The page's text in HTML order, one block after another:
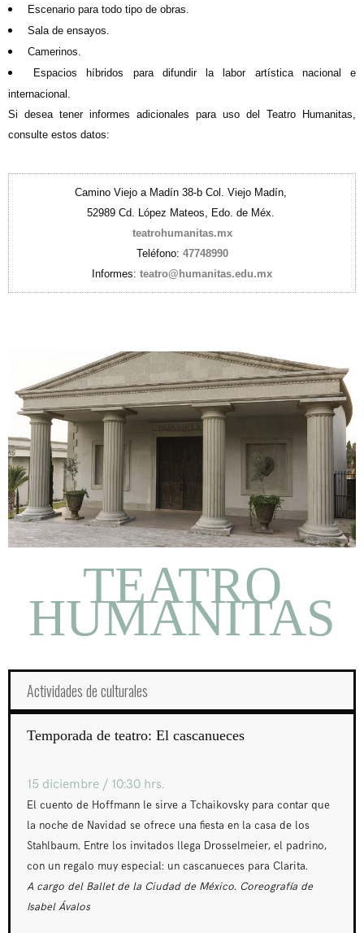
Escenario para todo tipo de obras.
Sala de ensayos.
Camerinos.
Espacios híbridos para difundir la labor artística nacional e
internacional.
Si desea tener informes adicionales para uso del Teatro Humanitas,
consulte estos datos:
Camino Viejo a Madín 38-b Col. Viejo Madín,
52989 Cd. López Mateos, Edo. de Méx.
teatrohumanitas.mx
Teléfono: 47748990
Informes: teatro@humanitas.edu.mx
TEATRO
HUMANITAS
Actividades de culturales
Temporada de teatro: El cascanueces
15 diciembre / 10:30 hrs.
El cuento de Hoffmann le sirve a Tchaikovsky para contar que
la noche de Navidad se ofrece una fiesta en la casa de los
Stahlbaum. Entre los invitados llega Drosselmeier, el padrino,
con un regalo muy especial: un cascanueces para Clarita.
A cargo del Ballet de la Ciudad de México. Coreografía de
Isabel Ávalos